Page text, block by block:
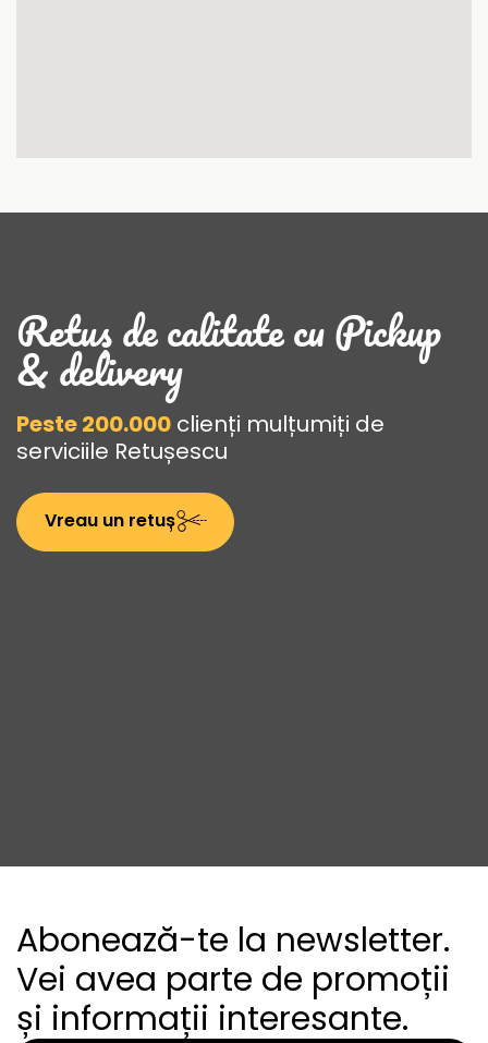
Retuș de calitate cu Pickup
& delivery
Peste 200.000 clienți mulțumiți de
serviciile Retușescu
Vreau un retuș
Abonează-te la newsletter.
Vei avea parte de promoții
și informații interesante.